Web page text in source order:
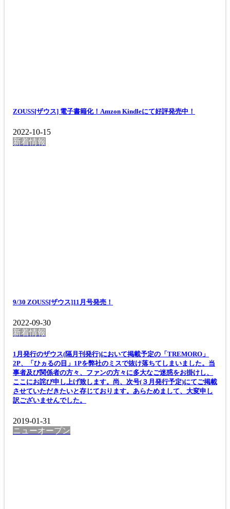
ZOUSS[ザウス] 電子書籍化！Amzon Kindleにて好評発売中！
2022-10-15
新着情報
9/30 ZOUSS[ザウス]11月号発売！
2022-09-30
新着情報
1月発行のザウス(隔月刊発行)において掲載予定の「TREMORO」
2P、「ひヵるの目」1Pを弊社のミスで抜け落ちてしまいました。当
事者及び関係者の方々、ファンの方々に多大なご迷惑をお掛けし、
ここにお詫び申し上げ致します。尚、次号(３月発行予定)にてご掲載
させていただきたいと存じております。あらためまして、大変申し
訳ございませんでした。
2019-01-31
ニューオープン